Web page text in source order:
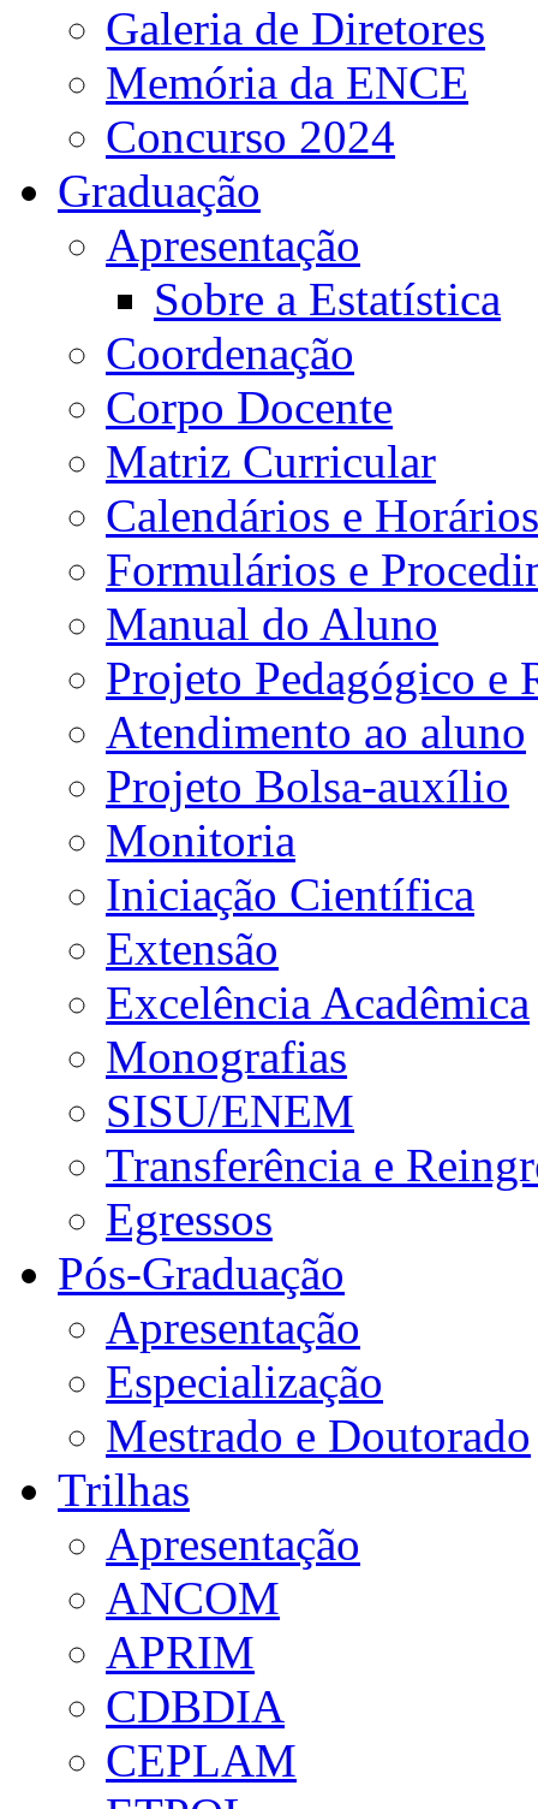
Galeria de Diretores
Memória da ENCE
Concurso 2024
Graduação
Apresentação
Sobre a Estatística
Coordenação
Corpo Docente
Matriz Curricular
Calendários e Horários
Formulários e
Manual do Aluno
Projeto Pedagógico e
Atendimento ao aluno
Projeto Bolsa-auxílio
Monitoria
Iniciação Científica
Extensão
Excelência Acadêmica
Monografias
SISU/ENEM
Transferência e
Egressos
Pós-Graduação
Apresentação
Especialização
Mestrado e Doutorado
Trilhas
Apresentação
ANCOM
APRIM
CDBDIA
CEPLAM